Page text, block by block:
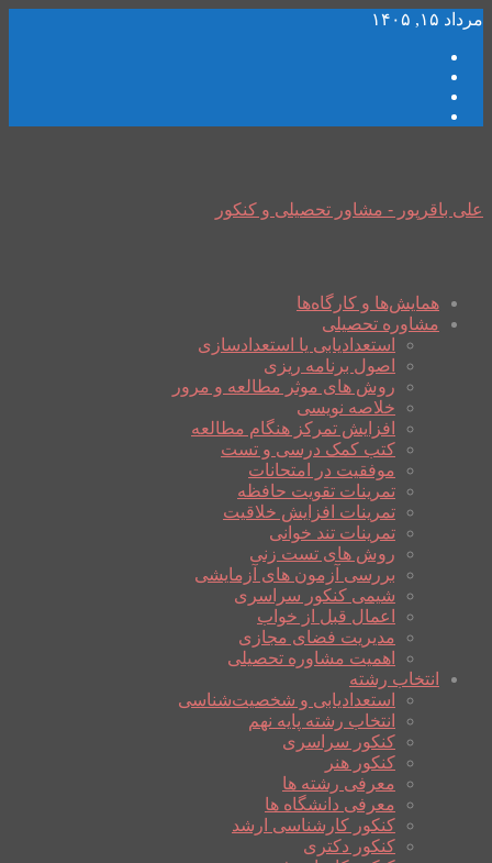
مرداد ۱۵, ۱۴۰۵
علی باقرپور - مشاور تحصیلی و کنکور
همایش‌ها و کارگاه‌ها
مشاوره تحصیلی
استعدادیابی یا استعدادسازی
اصول برنامه ریزی
روش های موثر مطالعه و مرور
خلاصه نویسی
افزایش تمرکز هنگام مطالعه
کتب کمک درسی و تست
موفقیت در امتحانات
تمرینات تقویت حافظه
تمرینات افزایش خلاقیت
تمرینات تند خوانی
روش های تست زنی
بررسی آزمون های آزمایشی
شیمی کنکور سراسری
اعمال قبل از خواب
مدیریت فضای مجازی
اهمیت مشاوره تحصیلی
انتخاب رشته
استعدادیابی و شخصیت‌شناسی
انتخاب رشته پایه نهم
کنکور سراسری
کنکور هنر
معرفی رشته ها
معرفی دانشگاه ها
کنکور کارشناسی ارشد
کنکور دکتری